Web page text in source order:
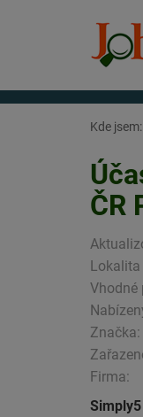
Kde jsem:
ČR
Lokalita
Vhodné
Značka:
Firma: